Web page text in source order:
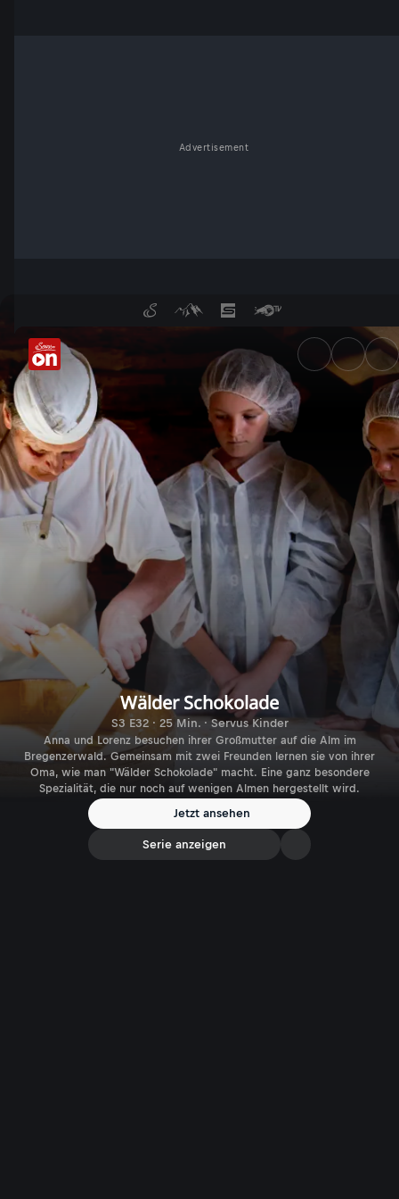
Advertisement
Wälder Schokolade -
Wälder Schokolade
S3 E32 · 25 Min. · Servus Kinder
Anna und Lorenz besuchen ihrer Großmutter auf die Alm im
Bregenzerwald. Gemeinsam mit zwei Freunden lernen sie von ihrer
Oma, wie man "Wälder Schokolade" macht. Eine ganz besondere
Spezialität, die nur noch auf wenigen Almen hergestellt wird.
Jetzt ansehen
Serie anzeigen